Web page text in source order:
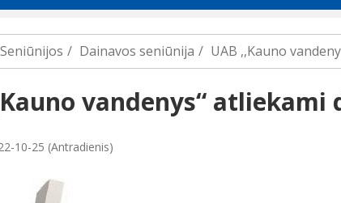
Seniūnijos Dainavos seniūnija UAB ,,Kauno
vandenys“ atliekami
10-25 (Antradienis)